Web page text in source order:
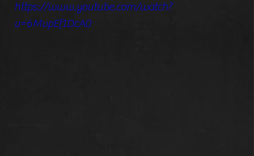
https://www.youtube.com/watch?
v=6MvpEf1DcA0